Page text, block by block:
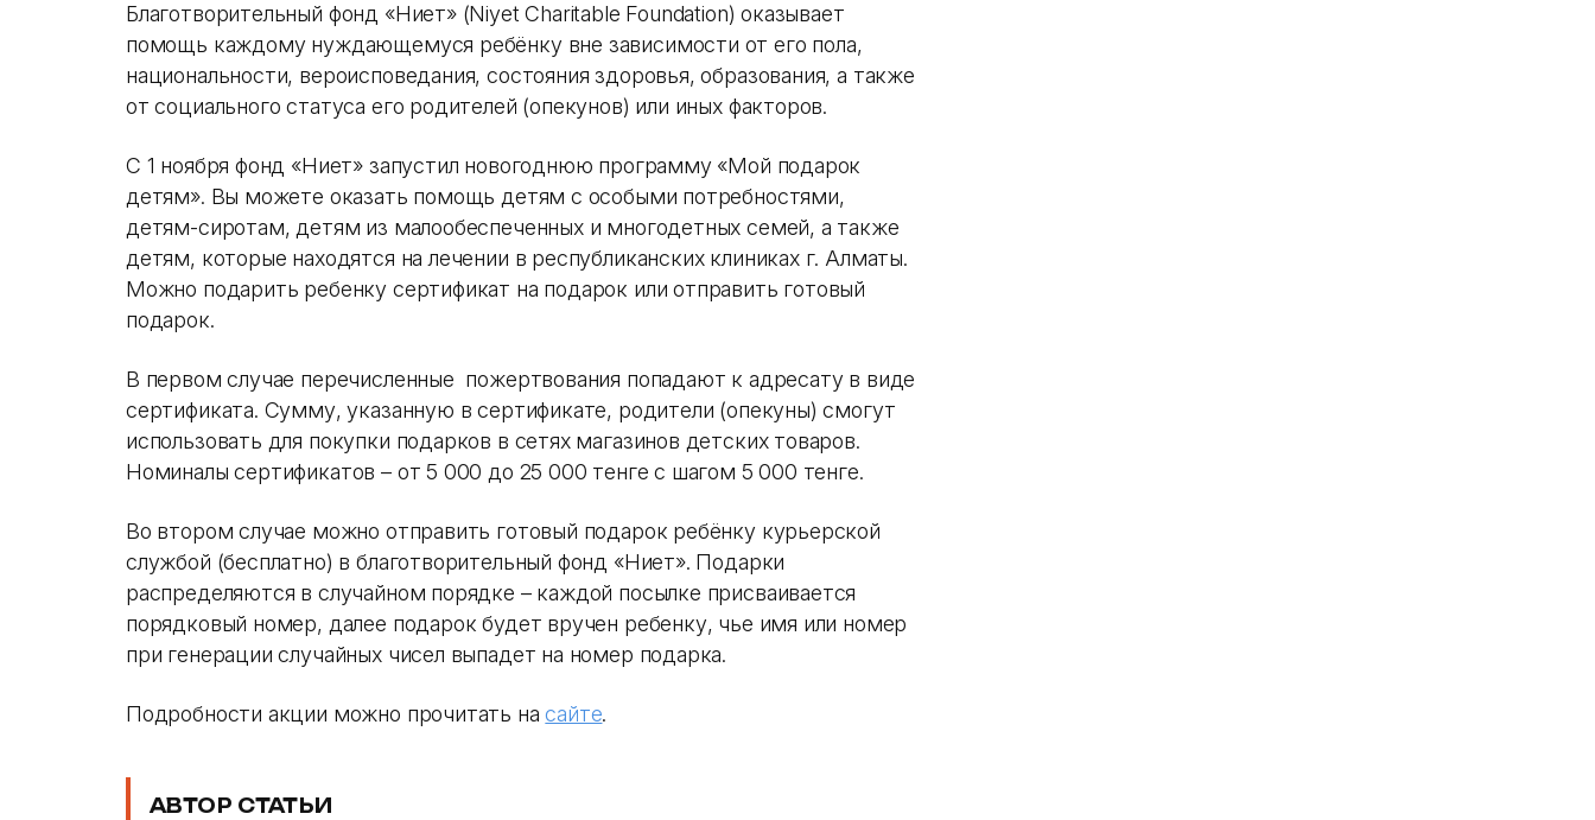
Благотворительный фонд «Ниет» (Niyet Charitable Foundation) оказывает
помощь каждому нуждающемуся ребёнку вне зависимости от его пола,
национальности, вероисповедания, состояния здоровья, образования, а также
от социального статуса его родителей (опекунов) или иных факторов.
С 1 ноября фонд «Ниет» запустил новогоднюю программу «Мой подарок
детям». Вы можете оказать помощь детям с особыми потребностями,
детям-сиротам, детям из малообеспеченных и многодетных семей, а также
детям, которые находятся на лечении в республиканских клиниках г. Алматы.
Можно подарить ребенку сертификат на подарок или отправить готовый
подарок.
В первом случае перечисленные пожертвования попадают к адресату в виде
сертификата. Сумму, указанную в сертификате, родители (опекуны) смогут
использовать для покупки подарков в сетях магазинов детских товаров.
Номиналы сертификатов – от 5 000 до 25 000 тенге с шагом 5 000 тенге.
Во втором случае можно отправить готовый подарок ребёнку курьерской
службой (бесплатно) в благотворительный фонд «Ниет». Подарки
распределяются в случайном порядке – каждой посылке присваивается
порядковый номер, далее подарок будет вручен ребенку, чье имя или номер
при генерации случайных чисел выпадет на номер подарка.
Подробности акции можно прочитать насайте.
АВТОР СТАТЬИ